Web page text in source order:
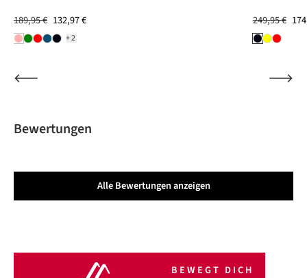
+2
189,95 € 132,97 € 249,95 €
Bewertungen
Alle Bewertungen anzeigen
BEWEGT DICH